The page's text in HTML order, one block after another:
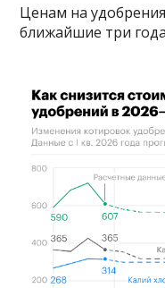
Ценам на
ближайшие три года